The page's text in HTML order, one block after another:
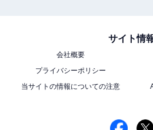
サイト情
会社概要
プライバシーポリシー
当サイトの情報についての注意